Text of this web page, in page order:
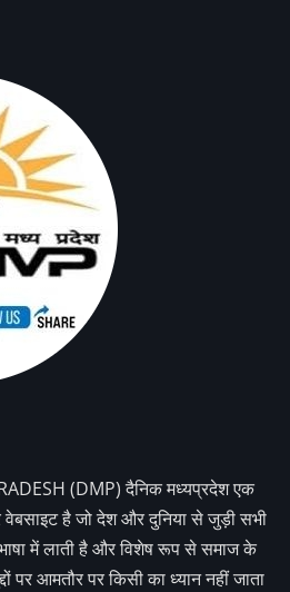
(DMP) दैनिक मध्यप्रदेश एक
वेबसाइट है जो देश और दुनिया से जुड़ी सभी
में लाती है और विशेष रूप से समाज के
पर आमतौर पर किसी का ध्यान नहीं जाता